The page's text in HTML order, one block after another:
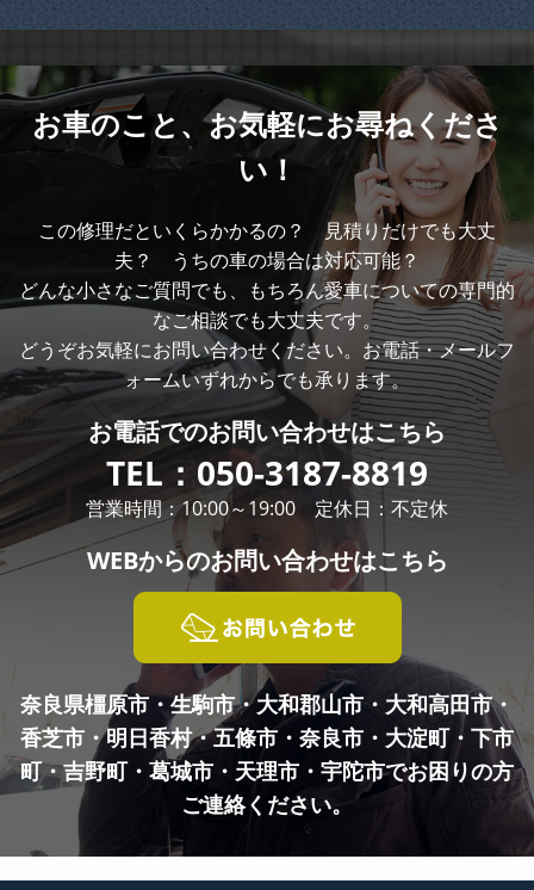
お車のこと、お気軽にお尋ねくださ
い！
この修理だといくらかかるの？ 見積りだけでも大丈
夫？ うちの車の場合は対応可能？
どんな小さなご質問でも、もちろん愛車についての専門的
なご相談でも大丈夫です。
どうぞお気軽にお問い合わせください。お電話・メールフ
ォームいずれからでも承ります。
お電話でのお問い合わせはこちら
TEL： 050-3187-8819
営業時間：10:00～19:00 定休日：不定休
WEBからのお問い合わせはこちら
奈良県橿原市・生駒市・大和郡山市・大和高田市・
香芝市・明日香村・五條市・奈良市・ 大淀町・下市
町・吉野町・葛城市・天理市・宇陀市でお困りの方
ご連絡ください。